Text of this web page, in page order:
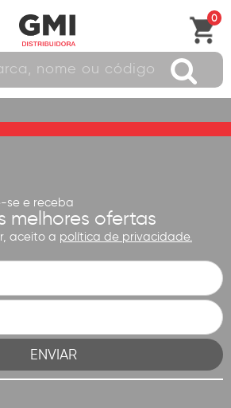
0
se e receba
melhores ofertas
aceito a política de privacidade.